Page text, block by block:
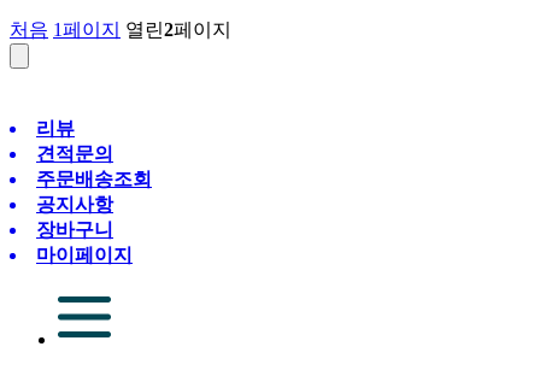
처음 1페이지 열린2페이지
리뷰
견적문의
주문배송조회
공지사항
장바구니
마이페이지